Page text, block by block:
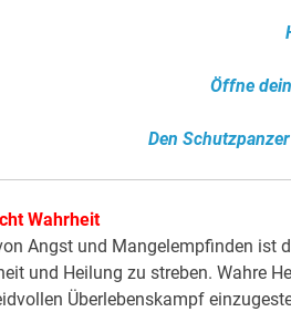
Öffne
Den
Wahrheit
Angst und Mangelempfinden ist
und Heilung zu streben. Wahre
Überlebenskampf